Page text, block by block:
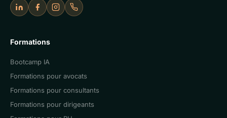
LinkedInFacebookInstagramAppeler Cercle IA
Formations
Bootcamp IA
Formations pour avocats
Formations pour consultants
Formations pour dirigeants